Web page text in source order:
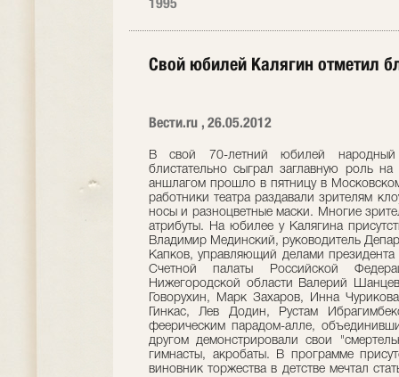
Свой юбилей Калягин отметил
Вести.ru , 26.05.2012
В свой 70-летний юбилей народный
блистательно сыграл заглавную роль
аншлагом прошло в пятницу в
работники театра раздавали зрителям
носы и разноцветные маски. Многие
атрибуты. На юбилее у Калягина
Владимир Мединский, руководитель
Капков, управляющий делами
Счетной палаты Российской
Нижегородской области Валерий
Говорухин, Марк Захаров, Инна
Гинкас, Лев Додин, Рустам
феерическим парадом-алле,
другом демонстрировали свои
гимнасты, акробаты. В программе
виновник торжества в детстве мечтал